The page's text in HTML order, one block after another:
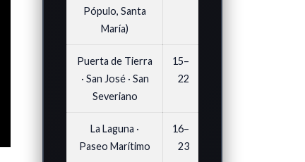
Pópulo, Santa
María)
Puerta de Tierra
· San José · San
Severiano
15–
22
La Laguna ·
Paseo Marítimo
16–
23